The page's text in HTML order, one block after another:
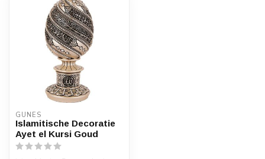
GUNES
Islamitische Decoratie
Ayet el Kursi Goud